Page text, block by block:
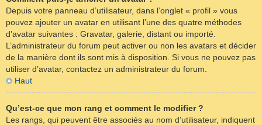
Depuis votre panneau d’utilisateur, dans l’onglet « profil » vous
pouvez ajouter un avatar en utilisant l’une des quatre méthodes
d’avatar suivantes : Gravatar, galerie, distant ou importé.
L’administrateur du forum peut activer ou non les avatars et décider
de la manière dont ils sont mis à disposition. Si vous ne pouvez pas
utiliser d’avatar, contactez un administrateur du forum.
Haut
Qu’est-ce que mon rang et comment le modifier ?
Les rangs, qui peuvent être associés au nom d’utilisateur, indiquent